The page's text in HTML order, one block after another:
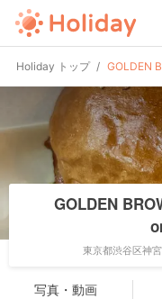
Holiday トップ GOLDEN
GOLDEN
東京都渋谷区神
写真・動画